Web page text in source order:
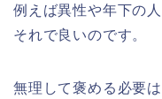
例えば異性や年下の
それで良いのです。
無理して褒める必要